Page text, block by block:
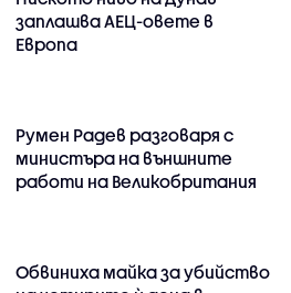
заплашва АЕЦ-овете в
Европа
Румен Радев разговаря с
министъра на външните
работи на Великобритания
Обвиниха майка за убийство